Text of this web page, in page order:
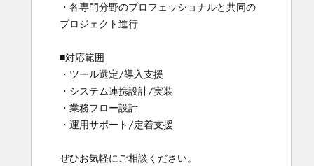
・各専門分野のプロフェッショナルと共同の
プロジェクト進行
■対応範囲
・ツール選定/導入支援
・システム連携設計/実装
・業務フロー設計
・運用サポート/定着支援
ぜひお気軽にご相談ください。